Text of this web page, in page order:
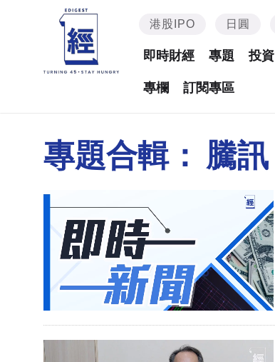
港股IPO 日圓
即時財經 專題 投資
專欄 訂閱專區
專題合輯： 騰訊